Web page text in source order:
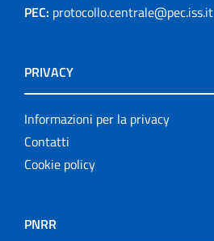
PEC: protocollo.centrale@pec.iss.it
PRIVACY
Informazioni per la privacy
Contatti
Cookie policy
PNRR